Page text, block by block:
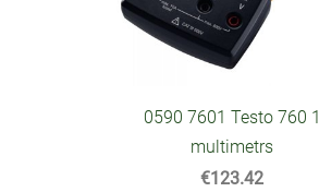
0590 7601 Testo 760 1
multimetrs
€123.42